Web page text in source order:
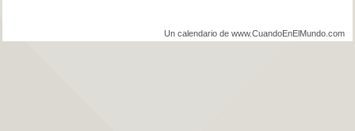
Un calendario de www.CuandoEnElMundo.com